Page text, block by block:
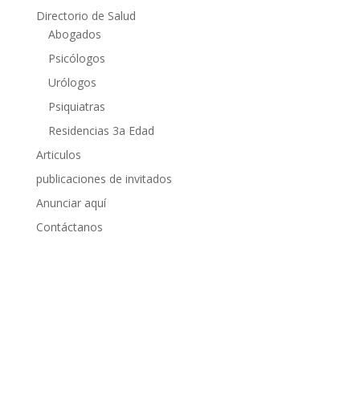
Directorio de Salud
Abogados
Psicólogos
Urólogos
Psiquiatras
Residencias 3a Edad
Articulos
publicaciones de invitados
Anunciar aquí
Contáctanos